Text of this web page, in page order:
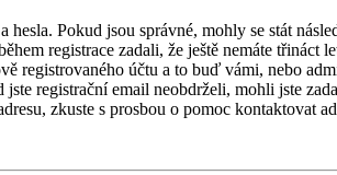
Pokud jsou správné, mohly se stát
registrace zadali, že ještě nemáte
registrovaného účtu a to buď vámi, nebo
registrační email neobdrželi, mohli jste
zkuste s prosbou o pomoc kontaktovat